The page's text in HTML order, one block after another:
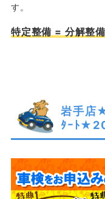
す。
特定整備 = 分解整
岩手店
ﾀｰﾄ